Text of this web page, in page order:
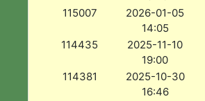
115007
2026-01-05
14:05
114435
2025-11-10
19:00
114381
2025-10-30
16:46